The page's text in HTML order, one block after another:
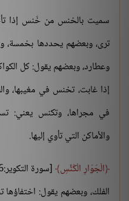
سميت بالخنس من خَنس إذا
ترى، وبعضهم يحددها بخمسة،
وعطارد، وبعضهم يقول: كل
إذا غابت، تخنس في مغيبها،
في مجراها، وتكنس يعني:
والأماكن التي تأوي إليها.
الْجَوَارِ الْكُنَّسِ
الفلك، وبعضهم يقول: